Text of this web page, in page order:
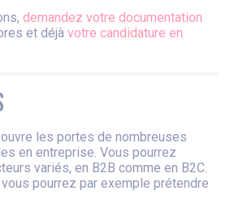
demandez votre documentation
et déjà votre candidature en
les portes de nombreuses
en entreprise. Vous pourrez
variés, en B2B comme en B2C.
pourrez par exemple prétendre